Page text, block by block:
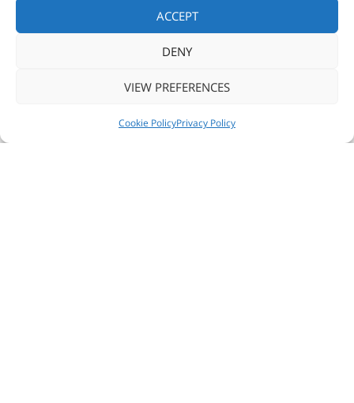
ACCEPT
DENY
VIEW PREFERENCES
Cookie PolicyPrivacy Policy
Docce e phon
Accessi a pagamento
SEGUICI